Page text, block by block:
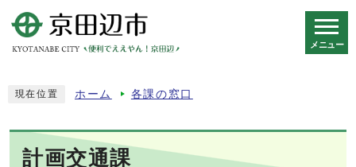
メニュー
現在位置 ホーム 各課の窓口
計画交通課